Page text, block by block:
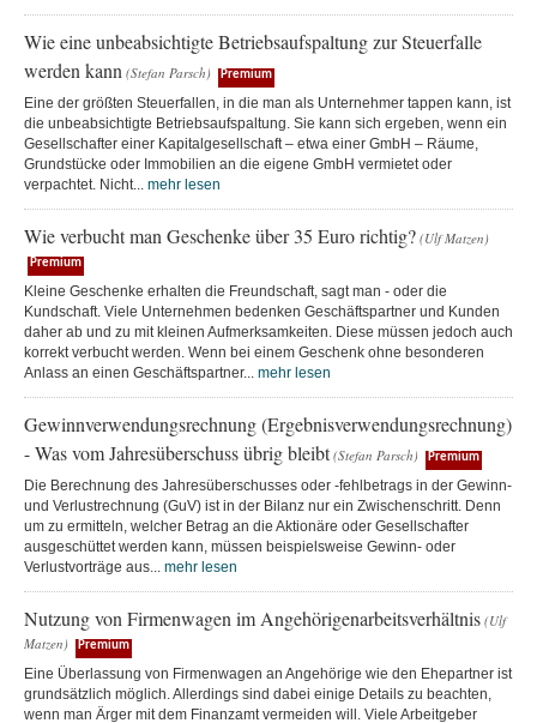
Wie eine unbeabsichtigte Betriebsaufspaltung zur Steuerfalle
werden kann (Stefan Parsch) Premium
Eine der größten Steuerfallen, in die man als Unternehmer tappen kann, ist
die unbeabsichtigte Betriebsaufspaltung. Sie kann sich ergeben, wenn ein
Gesellschafter einer Kapitalgesellschaft – etwa einer GmbH – Räume,
Grundstücke oder Immobilien an die eigene GmbH vermietet oder
verpachtet. Nicht... mehr lesen
Wie verbucht man Geschenke über 35 Euro richtig? (Ulf Matzen)
Premium
Kleine Geschenke erhalten die Freundschaft, sagt man - oder die
Kundschaft. Viele Unternehmen bedenken Geschäftspartner und Kunden
daher ab und zu mit kleinen Aufmerksamkeiten. Diese müssen jedoch auch
korrekt verbucht werden. Wenn bei einem Geschenk ohne besonderen
Anlass an einen Geschäftspartner... mehr lesen
Gewinnverwendungsrechnung (Ergebnisverwendungsrechnung)
- Was vom Jahresüberschuss übrig bleibt (Stefan Parsch) Premium
Die Berechnung des Jahresüberschusses oder -fehlbetrags in der Gewinn-
und Verlustrechnung (GuV) ist in der Bilanz nur ein Zwischenschritt. Denn
um zu ermitteln, welcher Betrag an die Aktionäre oder Gesellschafter
ausgeschüttet werden kann, müssen beispielsweise Gewinn- oder
Verlustvorträge aus... mehr lesen
Nutzung von Firmenwagen im Angehörigenarbeitsverhältnis (Ulf
Matzen)
Premium
Eine Überlassung von Firmenwagen an Angehörige wie den Ehepartner ist
grundsätzlich möglich. Allerdings sind dabei einige Details zu beachten,
wenn man Ärger mit dem Finanzamt vermeiden will. Viele Arbeitgeber